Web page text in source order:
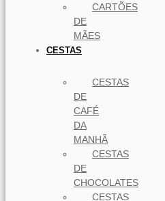
CARTÕES
DE
MÃES
CESTAS
CESTAS
DE
CAFÉ
DA
MANHÃ
CESTAS
DE
CHOCOLATES
CESTAS